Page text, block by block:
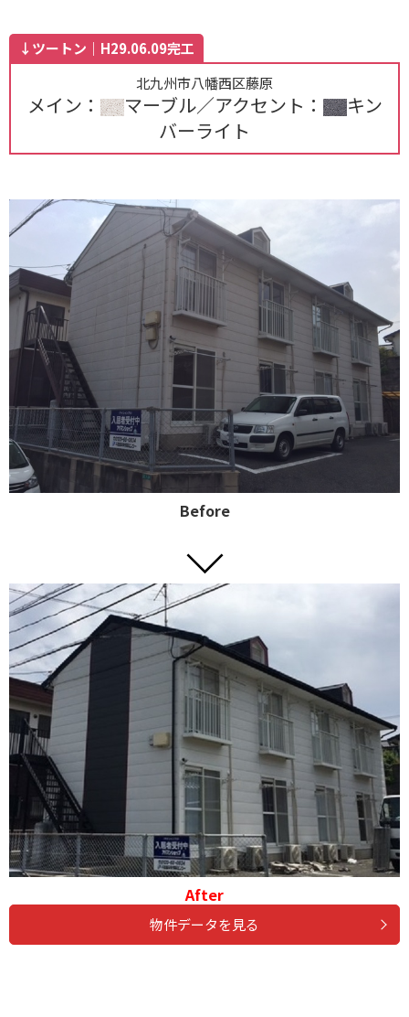
↓ツートン｜H29.06.09完工
北九州市八幡西区藤原
メイン： マーブル／アクセント：
キン
バーライト
Before
After
物件データを見る